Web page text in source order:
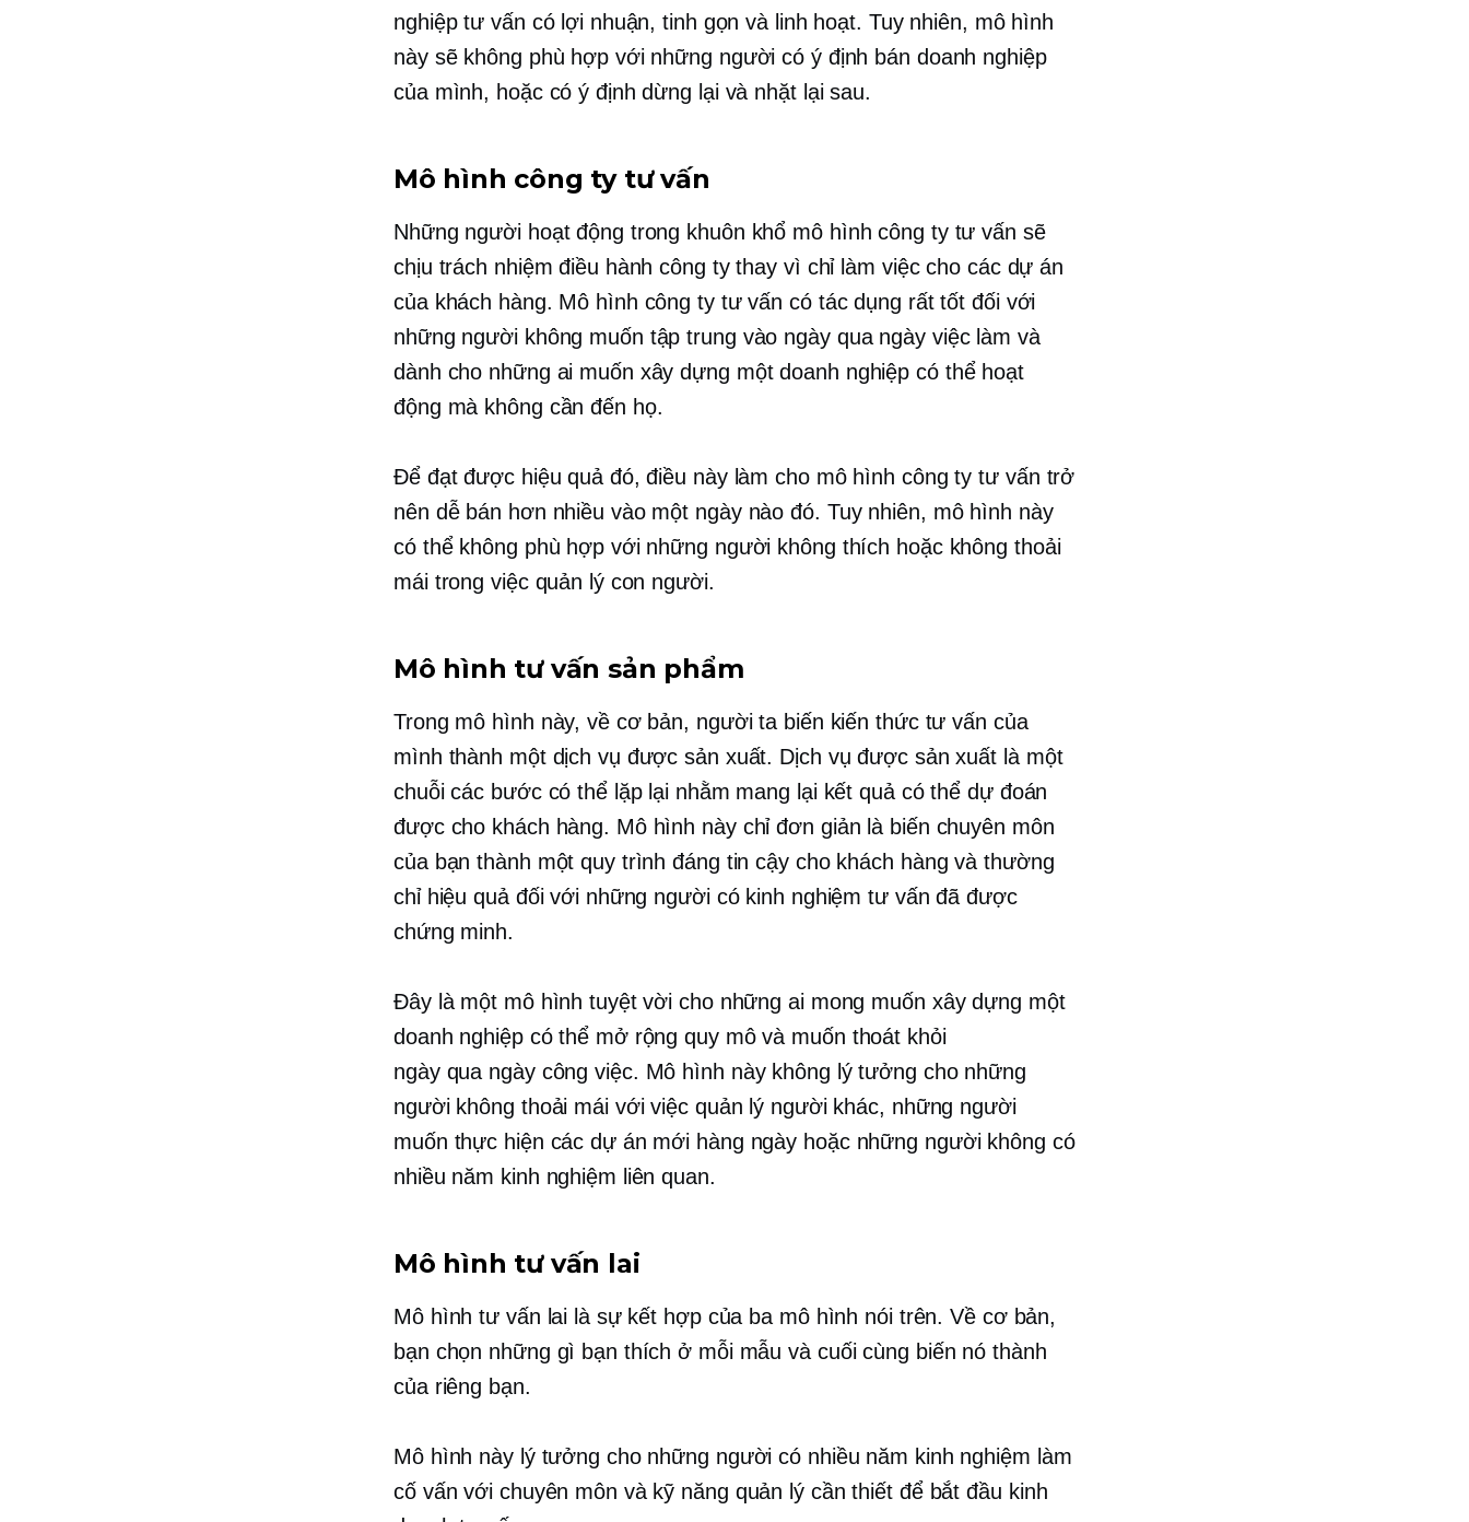
nghiệp tư vấn có lợi nhuận, tinh gọn và linh hoạt. Tuy nhiên, mô hình
này sẽ không phù hợp với những người có ý định bán doanh nghiệp
của mình, hoặc có ý định dừng lại và nhặt lại sau.
Mô hình công ty tư vấn
Những người hoạt động trong khuôn khổ mô hình công ty tư vấn sẽ
chịu trách nhiệm điều hành công ty thay vì chỉ làm việc cho các dự án
của khách hàng. Mô hình công ty tư vấn có tác dụng rất tốt đối với
những người không muốn tập trung vào ngày qua ngày việc làm và
dành cho những ai muốn xây dựng một doanh nghiệp có thể hoạt
động mà không cần đến họ.
Để đạt được hiệu quả đó, điều này làm cho mô hình công ty tư vấn trở
nên dễ bán hơn nhiều vào một ngày nào đó. Tuy nhiên, mô hình này
có thể không phù hợp với những người không thích hoặc không thoải
mái trong việc quản lý con người.
Mô hình tư vấn sản phẩm
Trong mô hình này, về cơ bản, người ta biến kiến ​​thức tư vấn của
mình thành một dịch vụ được sản xuất. Dịch vụ được sản xuất là một
chuỗi các bước có thể lặp lại nhằm mang lại kết quả có thể dự đoán
được cho khách hàng. Mô hình này chỉ đơn giản là biến chuyên môn
của bạn thành một quy trình đáng tin cậy cho khách hàng và thường
chỉ hiệu quả đối với những người có kinh nghiệm tư vấn đã được
chứng minh.
Đây là một mô hình tuyệt vời cho những ai mong muốn xây dựng một
doanh nghiệp có thể mở rộng quy mô và muốn thoát khỏi
ngày qua ngàycông việc. Mô hình này không lý tưởng cho những
người không thoải mái với việc quản lý người khác, những người
muốn thực hiện các dự án mới hàng ngày hoặc những người không có
nhiều năm kinh nghiệm liên quan.
Mô hình tư vấn lai
Mô hình tư vấn lai là sự kết hợp của ba mô hình nói trên. Về cơ bản,
bạn chọn những gì bạn thích ở mỗi mẫu và cuối cùng biến nó thành
của riêng bạn.
Mô hình này lý tưởng cho những người có nhiều năm kinh nghiệm làm
cố vấn với chuyên môn và kỹ năng quản lý cần thiết để bắt đầu kinh